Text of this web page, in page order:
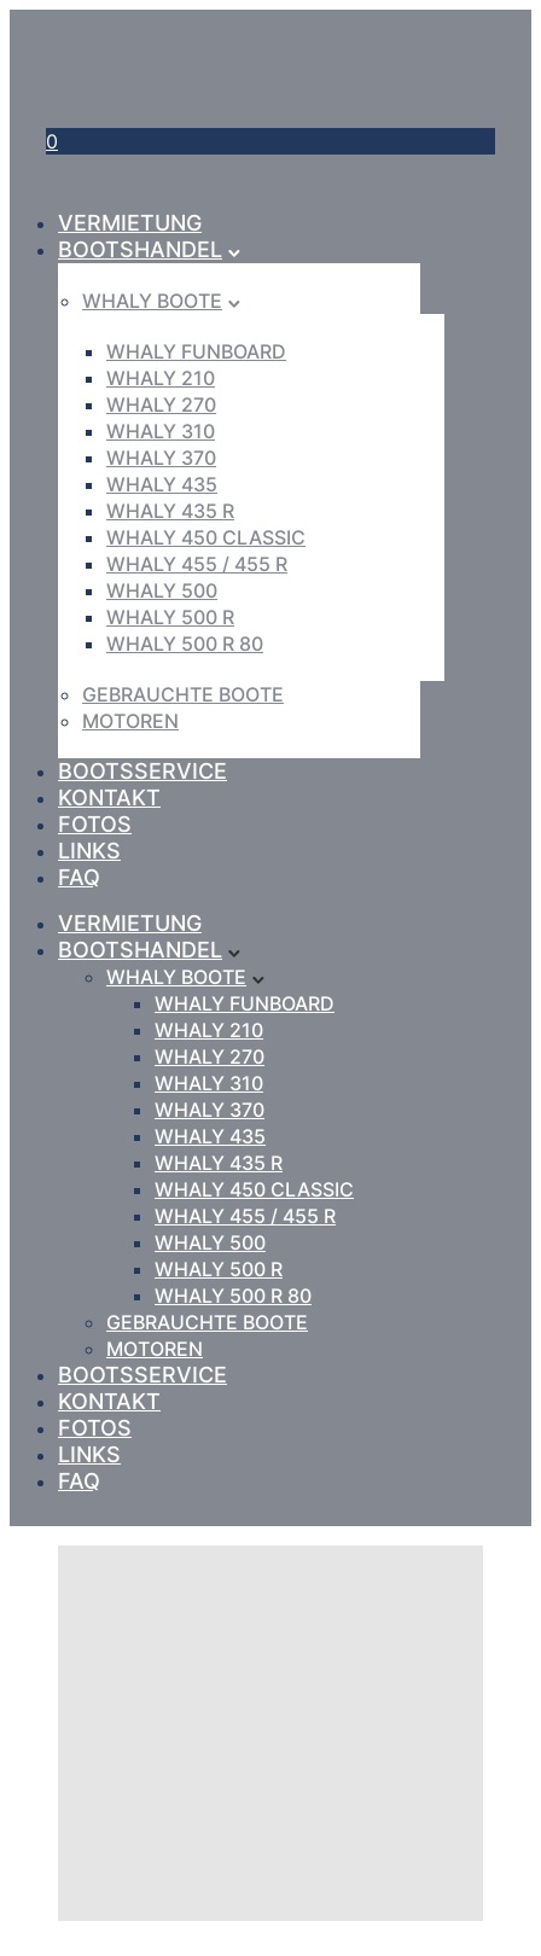
0
VERMIETUNG
BOOTSHANDEL
WHALY BOOTE
WHALY FUNBOARD
WHALY 210
WHALY 270
WHALY 310
WHALY 370
WHALY 435
WHALY 435 R
WHALY 450 CLASSIC
WHALY 455 / 455 R
WHALY 500
WHALY 500 R
WHALY 500 R 80
GEBRAUCHTE BOOTE
MOTOREN
BOOTSSERVICE
KONTAKT
FOTOS
LINKS
FAQ
VERMIETUNG
BOOTSHANDEL
WHALY BOOTE
WHALY FUNBOARD
WHALY 210
WHALY 270
WHALY 310
WHALY 370
WHALY 435
WHALY 435 R
WHALY 450 CLASSIC
WHALY 455 / 455 R
WHALY 500
WHALY 500 R
WHALY 500 R 80
GEBRAUCHTE BOOTE
MOTOREN
BOOTSSERVICE
KONTAKT
FOTOS
LINKS
FAQ